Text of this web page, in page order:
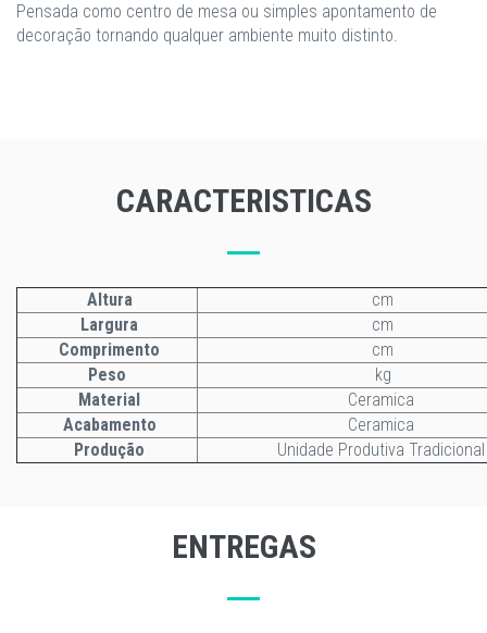
Pensada como centro de mesa ou simples apontamento de
decoração tornando qualquer ambiente muito distinto.
CARACTERISTICAS
Altura
cm
Largura
cm
Comprimento
cm
Peso
kg
Material
Ceramica
Acabamento
Ceramica
Produção
Unidade Produtiva Tradicional
ENTREGAS